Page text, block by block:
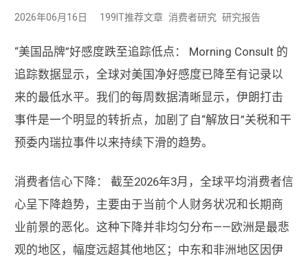
2026年06月16日 199IT推荐文章 消费者研究 研究报告
“美国品牌”好感度跌至追踪低点： Morning Consult 的
追踪数据显示，全球对美国净好感度已降至有记录以
来的最低水平。我们的每周数据清晰显示，伊朗打击
事件是一个明显的转折点，加剧了自“解放日”关税和干
预委内瑞拉事件以来持续下滑的趋势。
消费者信心下降： 截至2026年3月，全球平均消费者信
心呈下降趋势，主要由于当前个人财务状况和长期商
业前景的恶化。这种下降并非均匀分布——欧洲是最悲
观的地区，幅度远超其他地区；中东和非洲地区因伊